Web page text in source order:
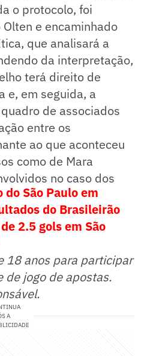
o protocolo, foi
e encaminhado
que analisará a
da interpretação,
terá direito de
e, em seguida, a
de associados
entre os
ao que aconteceu
como de Mara
no caso dos
São Paulo em
do Brasileirão
2.5 gols em São
18 anos para participar
de jogo de apostas.
A